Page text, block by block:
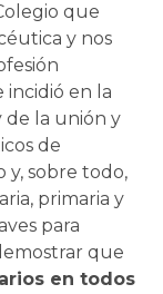
que
y nos
incidió en la
de la unión y
de
y, sobre todo,
primaria y
para
que
en todos